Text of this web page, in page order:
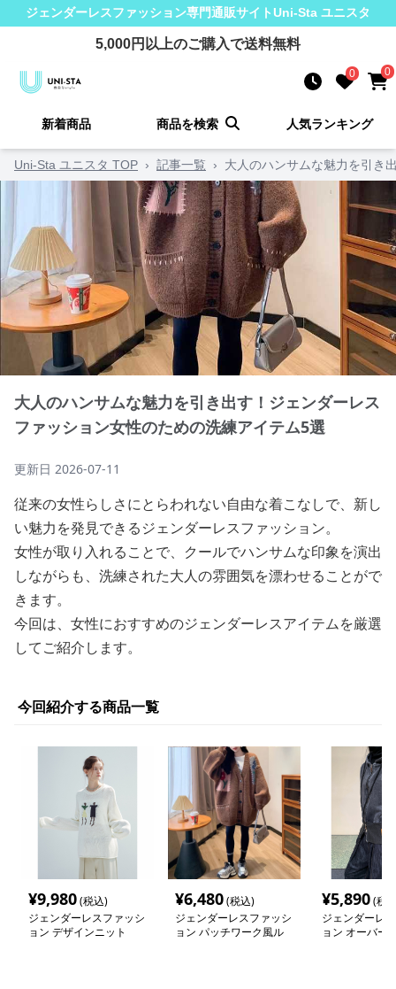
ジェンダーレスファッション専門通販サイトUni-Sta ユニスタ
5,000円以上のご購入で送料無料
0 0
新着商品 商品を検索 人気ランキング
Uni-Sta ユニスタ TOP › 記事一覧 › 大人のハンサムな魅力を引き
大人のハンサムな魅力を引き出す！ジェンダーレス
ファッション女性のための洗練アイテム5選
更新日 2026-07-11
従来の女性らしさにとらわれない自由な着こなしで、新し
い魅力を発見できるジェンダーレスファッション。
女性が取り入れることで、クールでハンサムな印象を演出
しながらも、洗練された大人の雰囲気を漂わせることがで
きます。
今回は、女性におすすめのジェンダーレスアイテムを厳選
してご紹介します。
今回紹介する商品一覧
¥9,980(税込)
ジェンダーレスファッシ
ョン デザインニット
¥6,480(税込)
ジェンダーレスファッシ
ョン パッチワーク風ル
¥5,890(税
ジェンダーレ
ョン オーバー